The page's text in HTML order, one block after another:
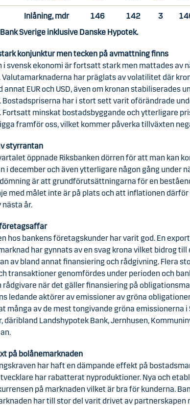
Inlåning, mdr 146 142 3
Sverige inklusive Danske Hypotek.
konjunktur men tecken på avmattning finns
i svensk ekonomi är fortsatt stark men mattades av
Valutamarknaderna har präglats av volatilitet där
annat EUR och USD, även om kronan stabiliserades
Bostadspriserna har i stort sett varit oförändrade
Fortsatt minskat bostadsbyggande och ytterligare
framför oss, vilket kommer påverka tillväxten
styrräntan
öppnade Riksbanken dörren för att man kan
i december och även ytterligare någon gång under
är att grundförutsättningarna för en
med målet inte är på plats och att inflationen därför
år.
hos bankens företagskunder har varit god. En
har gynnats av en svag krona vilket bidrog till
av bland annat finansiering och rådgivning. Flera
transaktioner genomfördes under perioden och
rådgivare när det gäller finansiering på
ledande aktörer av emissioner av gröna
många av de mest tongivande gröna emissionerna i
däribland Landshypotek Bank, Jernhusen,
på bolånemarknaden
har haft en dämpande effekt på
har rabatterat nyproduktioner. Nya och
på marknaden vilket är bra för kunderna.
har till stor del varit drivet av partnerskapen